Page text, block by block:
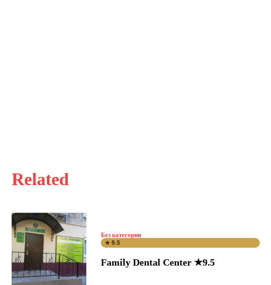
Related
Без категории
★ 9.5
Family Dental Center ★9.5